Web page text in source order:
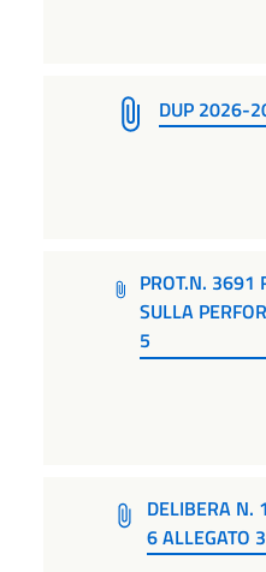
DUP 2026-
PROT.N. 3691
SULLA
5
DELIBERA
6 ALLEGATO